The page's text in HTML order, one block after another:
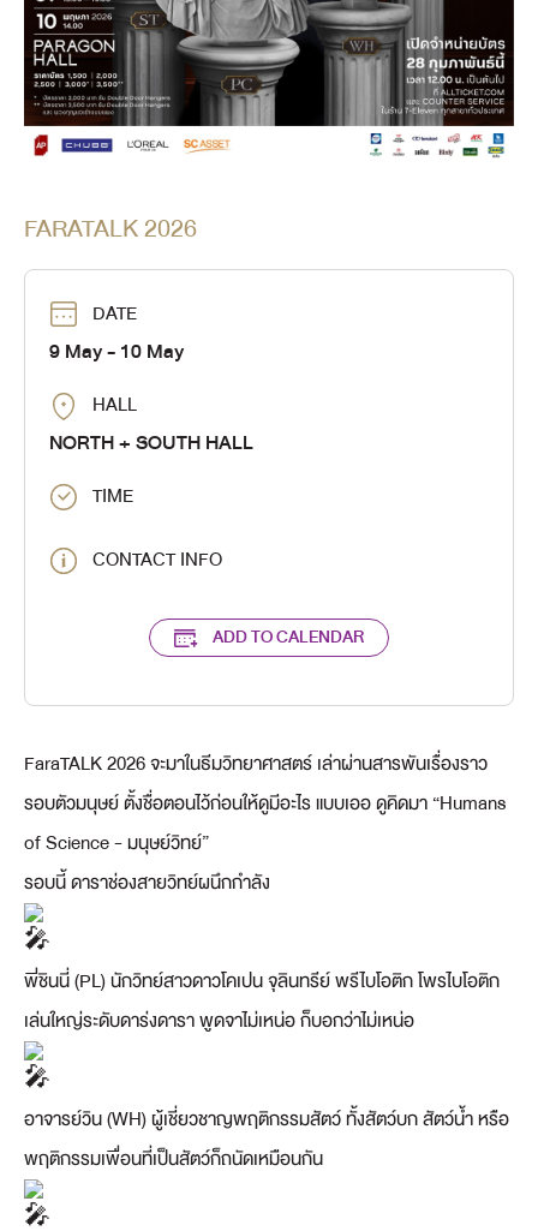
FARATALK 2026
DATE
9 May- 10 May
HALL
NORTH + SOUTH HALL
TIME
CONTACT INFO
ADD TO CALENDAR
FaraTALK 2026 จะมาในธีมวิทยาศาสตร์ เล่าผ่านสารพันเรื่องราว
รอบตัวมนุษย์ ตั้งชื่อตอนไว้ก่อนให้ดูมีอะไร แบบเออ ดูคิดมา “Humans
of Science - มนุษย์วิทย์”
รอบนี้ ดาราช่องสายวิทย์ผนึกกำลัง
พี่ชินนี่ (PL) นักวิทย์สาวดาวโคเปน จุลินทรีย์ พรีไบโอติก โพรไบโอติก
เล่นใหญ่ระดับดาร่งดารา พูดจาไม่เหน่อ ก็บอกว่าไม่เหน่อ
อาจารย์วิน (WH) ผู้เชี่ยวชาญพฤติกรรมสัตว์ ทั้งสัตว์บก สัตว์น้ำ หรือ
พฤติกรรมเพื่อนที่เป็นสัตว์ก็ถนัดเหมือนกัน